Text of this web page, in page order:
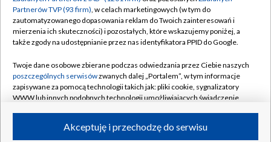
Centrum informacji TVP
Naziemna Telewizja Cyfrowa
Rada Programowa
System NOS
Informacje o nadawcy
Program dla prasy
Moje zgody
Pomoc
Kontakt
Kanały
Partnerów TVP (93 firm), w celach marketingowych (w tym do
zautomatyzowanego dopasowania reklam do Twoich zainteresowań i
mierzenia ich skuteczności) i pozostałych, które wskazujemy poniżej, a
także zgody na udostępnianie przez nas identyfikatora PPID do Google.
Twoje dane osobowe zbierane podczas odwiedzania przez Ciebie naszych
poszczególnych serwisówzwanych dalej „Portalem”, w tym informacje
zapisywane za pomocą technologii takich jak: pliki cookie, sygnalizatory
WWW lub innych podobnych technologii umożliwiających świadczenie
ruchu w Internecie.Akceptuję i przechodzę do serwisu